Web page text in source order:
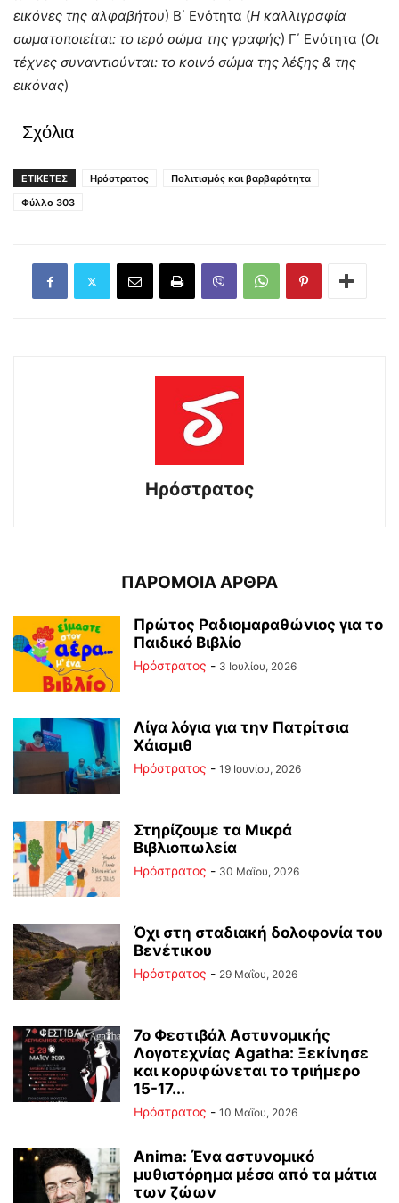
εικόνες της αλφαβήτου) Β΄ Ενότητα (Η καλλιγραφία
σωματοποιείται: το ιερό σώμα της γραφής) Γ΄ Ενότητα (Οι
τέχνες συναντιούνται: το κοινό σώμα της λέξης & της
εικόνας)
Σχόλια
ΕΤΙΚΕΤΕΣ Ηρόστρατος
Πολιτισμός και βαρβαρότητα
Φύλλο 303
Ηρόστρατος
ΠΑΡΟΜΟΙΑ ΑΡΘΡΑ
Πρώτος Ραδιομαραθώνιος για το
Παιδικό Βιβλίο
Ηρόστρατος - 3 Ιουλίου, 2026
Λίγα λόγια για την Πατρίτσια
Χάισμιθ
Ηρόστρατος - 19 Ιουνίου, 2026
Στηρίζουμε τα Μικρά
Βιβλιοπωλεία
Ηρόστρατος - 30 Μαΐου, 2026
Όχι στη σταδιακή δολοφονία του
Βενέτικου
Ηρόστρατος - 29 Μαΐου, 2026
7ο Φεστιβάλ Αστυνομικής
Λογοτεχνίας Agatha: Ξεκίνησε
και κορυφώνεται το τριήμερο
15-17...
Ηρόστρατος - 10 Μαΐου, 2026
Anima: Ένα αστυνομικό
μυθιστόρημα μέσα από τα μάτια
των ζώων